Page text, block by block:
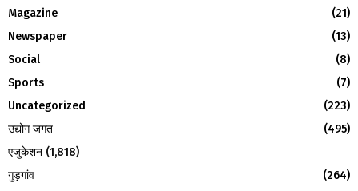
r
:
R
Magazine
(21)
Newspaper
(13)
Social
(8)
Sports
(7)
Uncategorized
(223)
उद्योग जगत
(495)
एजुकेशन (1,818)
गुड़गांव
(264)